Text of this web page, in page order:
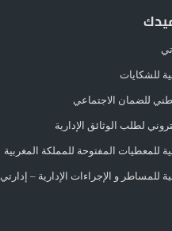
للشكايات
للضمان الاجتماعي
لطلب الوثائق الإدارية
للمعطيات المفتوحة للمملكة المغربية
للمساطر و الإجراءات الإدارية – إدارتي